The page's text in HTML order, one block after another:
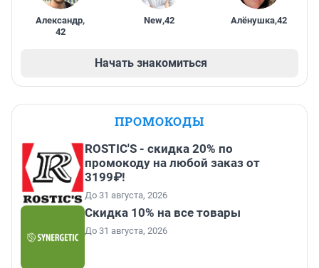
Александр,
42
New,42 Алёнушка,42
Начать знакомиться
ПРОМОКОДЫ
ROSTIC'S - скидка 20% по
промокоду на любой заказ от
3199₽!
До 31 августа, 2026
Скидка 10% на все товары
До 31 августа, 2026